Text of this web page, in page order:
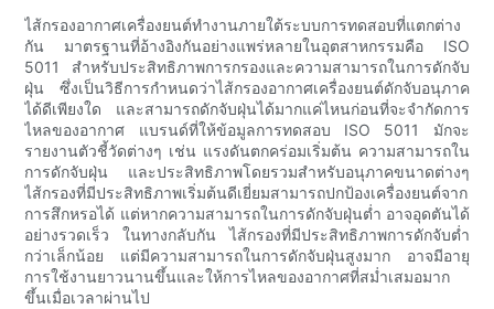
ไส้กรองอากาศเครื่องยนต์ทำงานภายใต้ระบบการทดสอบที่แตกต่าง
กัน มาตรฐานที่อ้างอิงกันอย่างแพร่หลายในอุตสาหกรรมคือ ISO
5011 สำหรับประสิทธิภาพการกรองและความสามารถในการดักจับ
ฝุ่น ซึ่งเป็นวิธีการกำหนดว่าไส้กรองอากาศเครื่องยนต์ดักจับอนุภาค
ได้ดีเพียงใด และสามารถดักจับฝุ่นได้มากแค่ไหนก่อนที่จะจำกัดการ
ไหลของอากาศ แบรนด์ที่ให้ข้อมูลการทดสอบ ISO 5011 มักจะ
รายงานตัวชี้วัดต่างๆ เช่น แรงดันตกคร่อมเริ่มต้น ความสามารถใน
การดักจับฝุ่น และประสิทธิภาพโดยรวมสำหรับอนุภาคขนาดต่างๆ
ไส้กรองที่มีประสิทธิภาพเริ่มต้นดีเยี่ยมสามารถปกป้องเครื่องยนต์จาก
การสึกหรอได้ แต่หากความสามารถในการดักจับฝุ่นต่ำ อาจอุดตันได้
อย่างรวดเร็ว ในทางกลับกัน ไส้กรองที่มีประสิทธิภาพการดักจับต่ำ
กว่าเล็กน้อย แต่มีความสามารถในการดักจับฝุ่นสูงมาก อาจมีอายุ
การใช้งานยาวนานขึ้นและให้การไหลของอากาศที่สม่ำเสมอมาก
ขึ้นเมื่อเวลาผ่านไป